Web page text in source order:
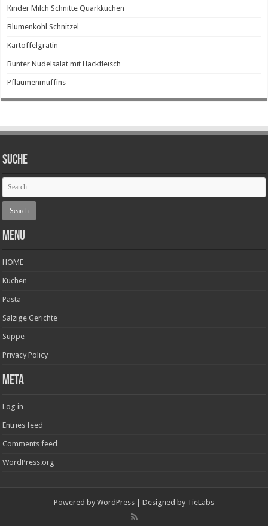
Kinder Milch Schnitte Quarkkuchen
Blumenkohl Schnitzel
Kartoffelgratin
Bunter Nudelsalat mit Hackfleisch
Pflaumenmuffins
SUCHE
Menu
HOME
Kuchen
Pasta
Salzige Gerichte
Suppe
Privacy Policy
Meta
Log in
Entries feed
Comments feed
WordPress.org
Powered by WordPress | Designed by TieLabs